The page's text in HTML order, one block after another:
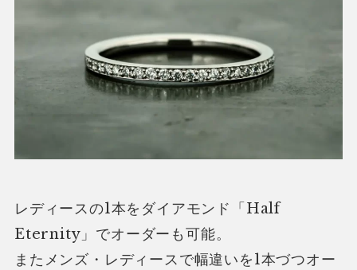
レディースの1本をダイアモンド「Half
Eternity」でオーダーも可能。
またメンズ・レディースで幅違いを1本づつオー